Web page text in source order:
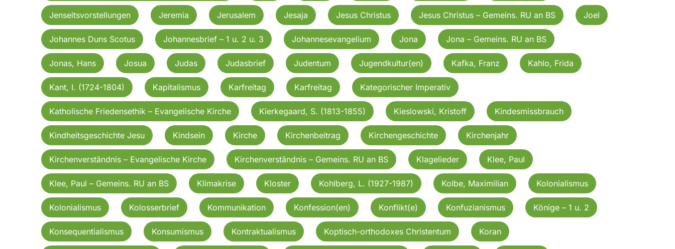
Jenseitsvorstellungen Jeremia Jerusalem Jesaja Jesus Christus Jesus Christus – Gemeins. RU an BS Joel
Johannes Duns Scotus Johannesbrief – 1 u. 2 u. 3 Johannesevangelium Jona Jona – Gemeins. RU an BS
Jonas, Hans Josua Judas Judasbrief Judentum Jugendkultur(en) Kafka, Franz Kahlo, Frida
Kant, I. (1724-1804) Kapitalismus Karfreitag Karfreitag Kategorischer Imperativ
Katholische Friedensethik – Evangelische Kirche Kierkegaard, S. (1813-1855) Kieslowski, Kristoff Kindesmissbrauch
Kindheitsgeschichte Jesu Kindsein Kirche Kirchenbeitrag Kirchengeschichte Kirchenjahr
Kirchenverständnis – Evangelische Kirche Kirchenverständnis – Gemeins. RU an BS Klagelieder Klee, Paul
Klee, Paul – Gemeins. RU an BS Klimakrise Kloster Kohlberg, L. (1927-1987) Kolbe, Maximilian Kolonialismus
Kolonialismus Kolosserbrief Kommunikation Konfession(en) Konflikt(e) Konfuzianismus Könige – 1 u. 2
Konsequentialismus Konsumismus Kontraktualismus Koptisch-orthodoxes Christentum Koran